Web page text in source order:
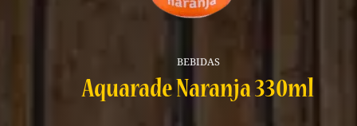
BEBIDAS
Aquarade Naranja 330ml